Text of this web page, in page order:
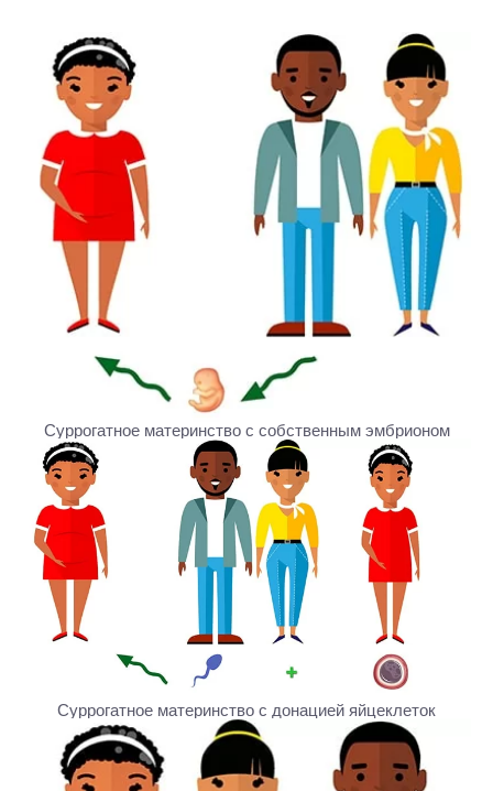
Cуррогатное материнство с собственным эмбрионом
Cуррогатное материнство с донацией яйцеклеток